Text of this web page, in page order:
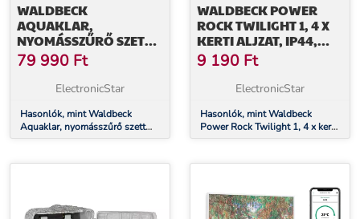
WALDBECK
AQUAKLAR,
NYOMÁSSZŰRŐ SZETT
KERTI TÓBA, 11W UV-C
TISZTÍTÓ, 35W PUMPA,
5 M TÖMLŐ
79 990 Ft
ElectronicStar
Hasonlók, mint Waldbeck
Aquaklar, nyomásszűrő szett
kerti tóba, 11W UV-C tisztító,
WALDBECK POWER
ROCK TWILIGHT 1, 4 X
KERTI ALJZAT, IP44,
SÖTÉTEDÉS ÉRZÉKELŐ
9 190 Ft
ElectronicStar
Hasonlók, mint Waldbeck
Power Rock Twilight 1, 4 x kerti
aljzat, IP44, sötétedés érzékelő